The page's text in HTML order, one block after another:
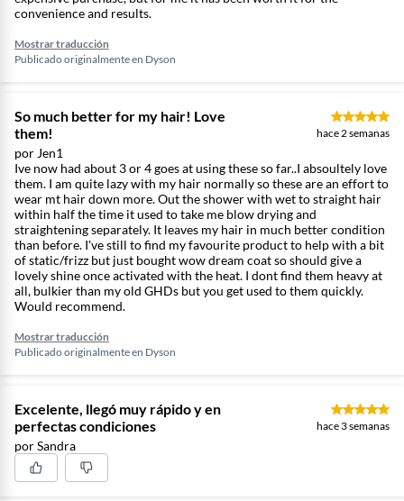
Alisado de mojado a seco, con aire. Sin placas calientes.
Sin daños por calor. El potente flujo de aire dirigido
simplificar tu rutina. Para un acabado liso natural.
Desliza el botón para bloquear y desbloquear los
brazos de la máquina. Utilízalo con los brazos
bloqueados para presecar suavemente el cabello y
crear volumen desde la raíz. Dyson Airstrait™ funciona
convenience and results.
Mostrar traducción
Publicado originalmente en Dyson
So much better for my hair! Love
them!
por Jen1
hace 2 semanas
Ive now had about 3 or 4 goes at using these so far..I absoultely love
them. I am quite lazy with my hair normally so these are an effort to
wear mt hair down more. Out the shower with wet to straight hair
within half the time it used to take me blow drying and
straightening separately. It leaves my hair in much better condition
than before. I've still to find my favourite product to help with a bit
of static/frizz but just bought wow dream coat so should give a
lovely shine once activated with the heat. I dont find them heavy at
all, bulkier than my old GHDs but you get used to them quickly.
Would recommend.
Mostrar traducción
Publicado originalmente en Dyson
Excelente, llegó muy rápido y en
perfectas condiciones
por Sandra
hace 3 semanas